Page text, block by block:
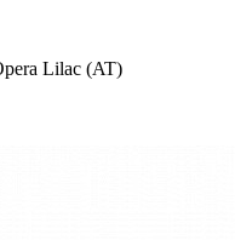
Lilac (AT)